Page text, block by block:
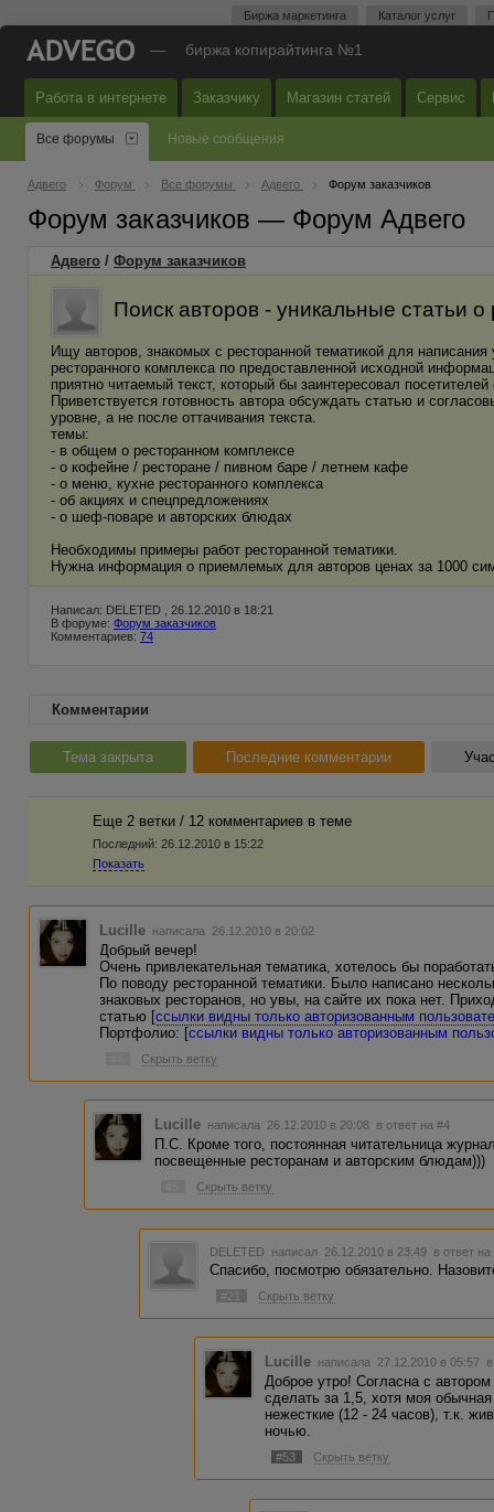
Биржа маркетинга Каталог услуг
— биржа копирайтинга №1
Работа в интернете Заказчику Магазин статей Сервис
Все форумы Новые сообщения
Адвего Форум Все форумы Адвего Форум заказчиков
Форум заказчиков — Форум Адвего
Адвего / Форум заказчиков
Поиск авторов - уникальные статьи
Ищу авторов, знакомых с ресторанной тематикой для
ресторанного комплекса по предоставленной исходной
приятно читаемый текст, который бы заинтересовал
Приветствуется готовность автора обсуждать статью и
уровне, а не после оттачивания текста.
темы:
- в общем о ресторанном комплексе
- о кофейне / ресторане / пивном баре / летнем кафе
- о меню, кухне ресторанного комплекса
- об акциях и спецпредложениях
- о шеф-поваре и авторских блюдах
Необходимы примеры работ ресторанной тематики.
Нужна информация о приемлемых для авторов ценах за 1000
Написал: DELETED , 26.12.2010 в 18:21
В форуме: Форум заказчиков
Комментариев: 74
Комментарии
Тема закрыта Последние комментарии
Еще 2 ветки / 12 комментариев в темe
Последний: 26.12.2010 в 15:22
Показать
Lucille написала 26.12.2010 в 20:02
Добрый вечер!
Очень привлекательная тематика, хотелось бы
По поводу ресторанной тематики. Было написано
знаковых ресторанов, но увы, на сайте их пока нет.
статью [ссылки видны только авторизованным
Портфолио: [ссылки видны только авторизованным
Скрыть ветку
Lucille написала 26.12.2010 в 20:08 в ответ на #4
П.С. Кроме того, постоянная читательница
посвещенные ресторанам и авторским блюдам)))
Скрыть ветку
DELETED написал 26.12.2010 в 23:49 в ответ на
Спасибо, посмотрю обязательно.
#21 Скрыть ветку
Lucille написала 27.12.2010 в 05:57
Доброе утро! Согласна с
сделать за 1,5, хотя моя
нежесткие (12 - 24 часов), т.к.
ночью.
#53 Скрыть ветку